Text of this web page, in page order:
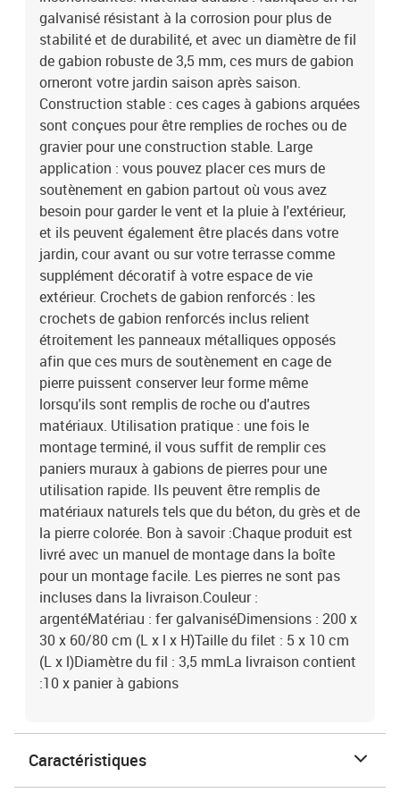
galvanisé résistant à la corrosion pour plus de
stabilité et de durabilité, et avec un diamètre de fil
de gabion robuste de 3,5 mm, ces murs de gabion
orneront votre jardin saison après saison.
Construction stable : ces cages à gabions arquées
sont conçues pour être remplies de roches ou de
gravier pour une construction stable. Large
application : vous pouvez placer ces murs de
soutènement en gabion partout où vous avez
besoin pour garder le vent et la pluie à l'extérieur,
et ils peuvent également être placés dans votre
jardin, cour avant ou sur votre terrasse comme
supplément décoratif à votre espace de vie
extérieur. Crochets de gabion renforcés : les
crochets de gabion renforcés inclus relient
étroitement les panneaux métalliques opposés
afin que ces murs de soutènement en cage de
pierre puissent conserver leur forme même
lorsqu'ils sont remplis de roche ou d'autres
matériaux. Utilisation pratique : une fois le
montage terminé, il vous suffit de remplir ces
paniers muraux à gabions de pierres pour une
utilisation rapide. Ils peuvent être remplis de
matériaux naturels tels que du béton, du grès et de
la pierre colorée. Bon à savoir :Chaque produit est
livré avec un manuel de montage dans la boîte
pour un montage facile. Les pierres ne sont pas
incluses dans la livraison.Couleur :
argentéMatériau : fer galvaniséDimensions : 200 x
30 x 60/80 cm (L x l x H)Taille du filet : 5 x 10 cm
(L x l)Diamètre du fil : 3,5 mmLa livraison contient
:10 x panier à gabions
Caractéristiques